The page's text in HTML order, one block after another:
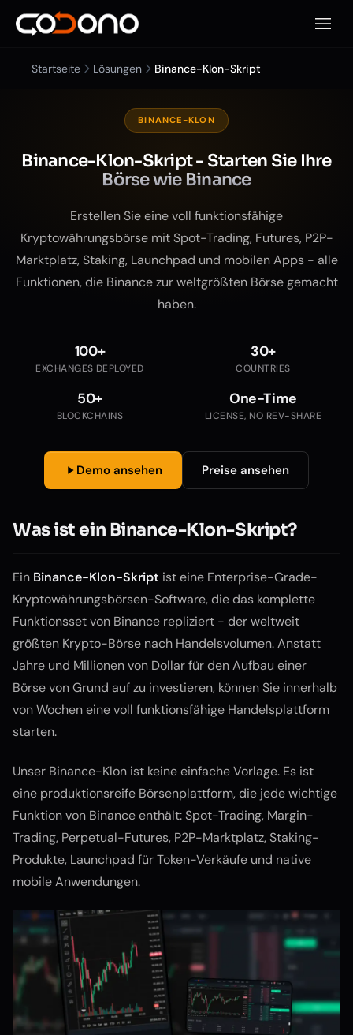
Startseite Lösungen Binance-Klon-Skript
BINANCE-KLON
Binance-Klon-Skript - Starten Sie Ihre
Börse wie Binance
Erstellen Sie eine voll funktionsfähige
Kryptowährungsbörse mit Spot-Trading, Futures, P2P-
Marktplatz, Staking, Launchpad und mobilen Apps - alle
Funktionen, die Binance zur weltgrößten Börse gemacht
haben.
100+
EXCHANGES DEPLOYED
30+
COUNTRIES
50+
BLOCKCHAINS
One-Time
LICENSE, NO REV-SHARE
Demo ansehen Preise ansehen
Was ist ein Binance-Klon-Skript?
Ein Binance-Klon-Skript ist eine Enterprise-Grade-
Kryptowährungsbörsen-Software, die das komplette
Funktionsset von Binance repliziert - der weltweit
größten Krypto-Börse nach Handelsvolumen. Anstatt
Jahre und Millionen von Dollar für den Aufbau einer
Börse von Grund auf zu investieren, können Sie innerhalb
von Wochen eine voll funktionsfähige Handelsplattform
starten.
Unser Binance-Klon ist keine einfache Vorlage. Es ist
eine produktionsreife Börsenplattform, die jede wichtige
Funktion von Binance enthält: Spot-Trading, Margin-
Trading, Perpetual-Futures, P2P-Marktplatz, Staking-
Produkte, Launchpad für Token-Verkäufe und native
mobile Anwendungen.